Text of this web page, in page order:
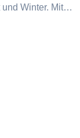
und Winter. Mit…